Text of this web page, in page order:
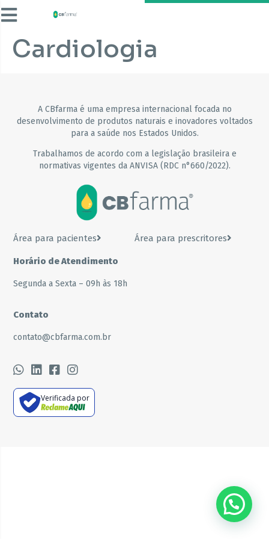
Cardiologia
A CBfarma é uma empresa internacional focada no
desenvolvimento de produtos naturais e inovadores voltados
para a saúde nos Estados Unidos.
Trabalhamos de acordo com a legislação brasileira e
normativas vigentes da ANVISA (RDC n°660/2022).
Área para pacientes Área para prescritores
Horário de Atendimento
Segunda a Sexta – 09h às 18h
Contato
contato@cbfarma.com.br
Verificada por